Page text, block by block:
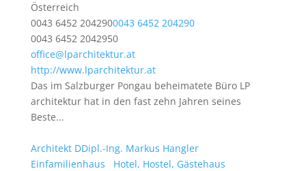
Österreich
0043 6452 2042900043 6452 204290
0043 6452 2042950
office@lparchitektur.at
http://www.lparchitektur.at
Das im Salzburger Pongau beheimatete Büro LP
architektur hat in den fast zehn Jahren seines
Beste...
Architekt DDipl.-Ing. Markus Hangler
Einfamilienhaus
Hotel, Hostel, Gästehaus